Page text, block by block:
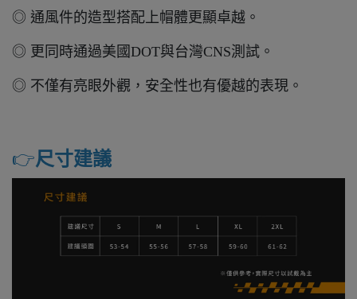
◎ 通風件的造型搭配上帽體更顯卓越。
◎ 更同時通過美國DOT與台灣CNS測試。
◎ 不僅有亮眼外觀，安全性也有優越的表現。
👉️尺寸建議